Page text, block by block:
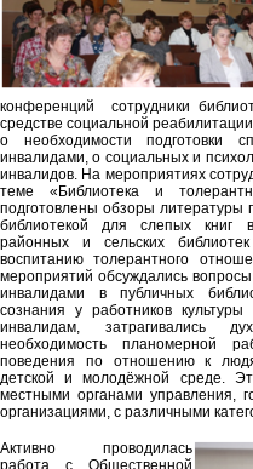
конференций сотрудники
средстве социальной
о необходимости подготовки
инвалидами, о социальных и
инвалидов. На мероприятиях
теме «Библиотека и
подготовлены обзоры литературы
библиотекой для слепых книг
районных и сельских
воспитанию толерантного
мероприятий обсуждались
инвалидами в публичных
сознания у работников
инвалидам, затрагивались
необходимость планомерной
поведения по отношению к
детской и молодёжной среде.
местными органами управления,
организациями, с различными
Активно проводилась
работа с Общественной